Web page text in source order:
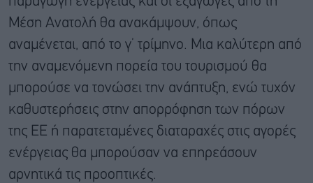
Μέση Ανατολή θα ανακάμψουν, όπως
αναμένεται, από το γ’ τρίμηνο. Μια καλύτερη από
την αναμενόμενη πορεία του τουρισμού θα
μπορούσε να τονώσει την ανάπτυξη, ενώ τυχόν
καθυστερήσεις στην απορρόφηση των πόρων
της ΕΕ ή παρατεταμένες διαταραχές στις αγορές
ενέργειας θα μπορούσαν να επηρεάσουν
αρνητικά τις προοπτικές.